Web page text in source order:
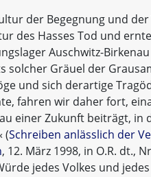
der Begegnung und
des Hasses Tod und
Auschwitz-
solcher Gräuel der
und sich derartige
fahren wir daher fort,
einer Zukunft beiträgt, in
(Schreiben anlässlich der
, 12. März 1998, in O.R. dt.,
jedes Volkes und